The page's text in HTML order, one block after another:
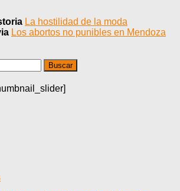
La hostilidad de la moda
Los abortos no punibles en Mendoza